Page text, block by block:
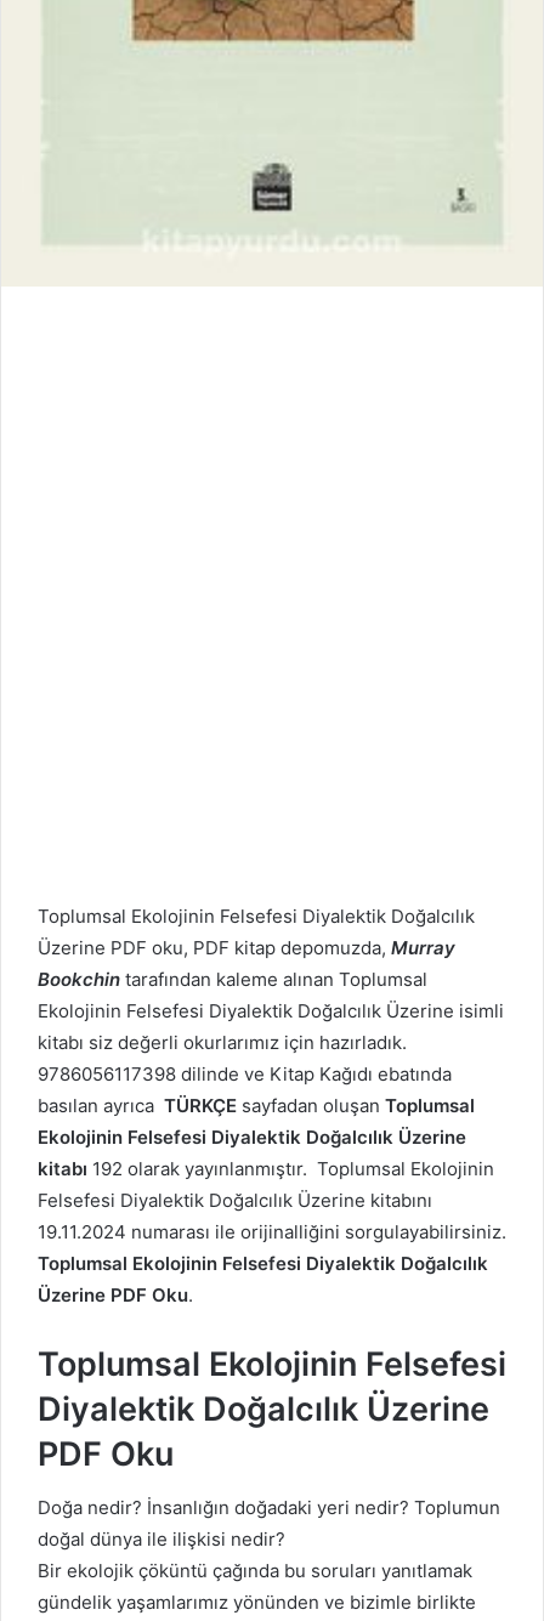
Toplumsal Ekolojinin Felsefesi Diyalektik Doğalcılık
Üzerine PDF oku, PDF kitap depomuzda, Murray
Bookchin tarafından kaleme alınan Toplumsal
Ekolojinin Felsefesi Diyalektik Doğalcılık Üzerine isimli
kitabı siz değerli okurlarımız için hazırladık.
9786056117398 dilinde ve Kitap Kağıdı ebatında
basılan ayrıca TÜRKÇE sayfadan oluşan Toplumsal
Ekolojinin Felsefesi Diyalektik Doğalcılık Üzerine
kitabı 192 olarak yayınlanmıştır. Toplumsal Ekolojinin
Felsefesi Diyalektik Doğalcılık Üzerine kitabını
19.11.2024 numarası ile orijinalliğini sorgulayabilirsiniz.
Toplumsal Ekolojinin Felsefesi Diyalektik Doğalcılık
Üzerine PDF Oku.
Toplumsal Ekolojinin Felsefesi
Diyalektik Doğalcılık Üzerine
PDF Oku
Doğa nedir? İnsanlığın doğadaki yeri nedir? Toplumun
doğal dünya ile ilişkisi nedir?
Bir ekolojik çöküntü çağında bu soruları yanıtlamak
gündelik yaşamlarımız yönünden ve bizimle birlikte